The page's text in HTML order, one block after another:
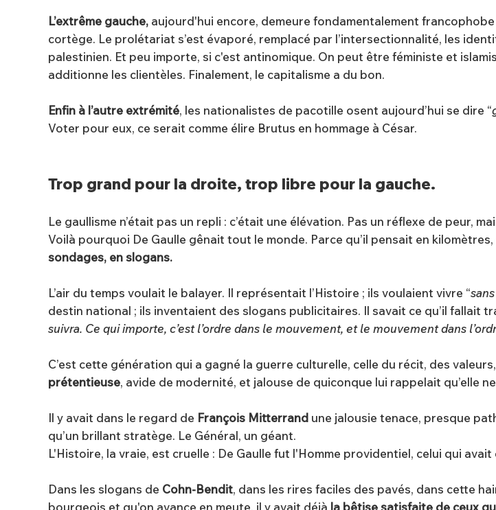
L’extrême gauche, aujourd'hui encore, demeure fondamentalement
cortège. Le prolétariat s’est évaporé, remplacé par l’intersectionnalité, les
palestinien. Et peu importe, si c'est antinomique. On peut être féministe et
additionne les clientèles. Finalement, le capitalisme a du bon.
Enfin à l’autre extrémité, les nationalistes de pacotille osent aujourd’hui se dire “
Voter pour eux, ce serait comme élire Brutus en hommage à César.
Trop grand pour la droite, trop libre pour la gauche.
Le gaullisme n’était pas un repli : c’était une élévation. Pas un réflexe de peur,
Voilà pourquoi De Gaulle gênait tout le monde. Parce qu’il pensait en kilomètres,
sondages, en slogans.
L’air du temps voulait le balayer. Il représentait l’Histoire ; ils voulaient vivre “
destin national ; ils inventaient des slogans publicitaires. Il savait ce qu’il fallait
suivra. Ce qui importe, c’est l’ordre dans le mouvement, et le mouvement dans
C’est cette génération qui a gagné la guerre culturelle, celle du récit, des
prétentieuse, avide de modernité, et jalouse de quiconque lui rappelait qu’elle
Il y avait dans le regard de François Mitterrandune jalousie tenace, presque
qu’un brillant stratège. Le Général, un géant.
L'Histoire, la vraie, est cruelle : De Gaulle fut l'Homme providentiel, celui qui
Dans les slogans de Cohn-Bendit, dans les rires faciles des pavés, dans cette
bourgeois et qu'on avance en meute, il y avait déjà la bêtise satisfaite de ceux